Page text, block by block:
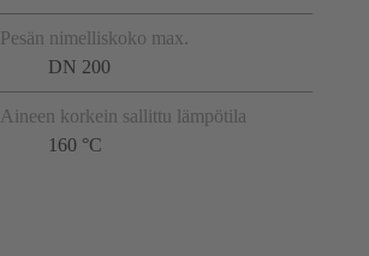
Pesän nimelliskoko max.
DN 200
Aineen korkein sallittu lämpötila
160 °C